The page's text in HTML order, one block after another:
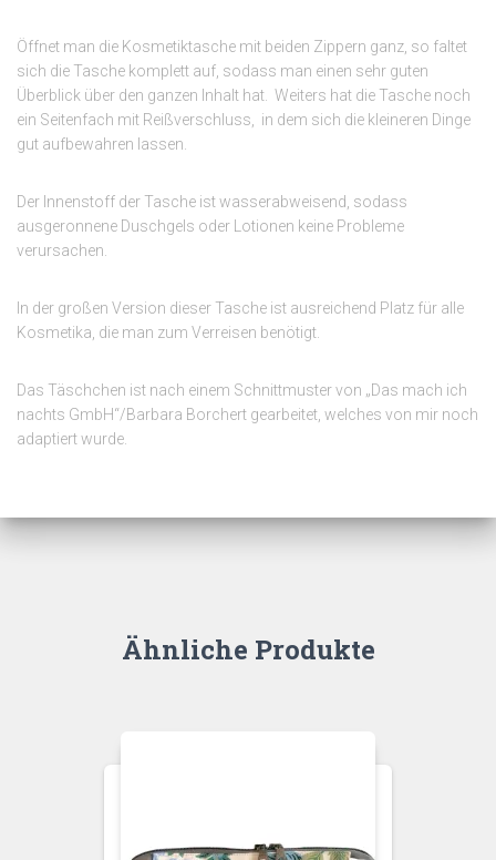
Öffnet man die Kosmetiktasche mit beiden Zippern ganz, so faltet
sich die Tasche komplett auf, sodass man einen sehr guten
Überblick über den ganzen Inhalt hat. Weiters hat die Tasche noch
ein Seitenfach mit Reißverschluss, in dem sich die kleineren Dinge
gut aufbewahren lassen.
Der Innenstoff der Tasche ist wasserabweisend, sodass
ausgeronnene Duschgels oder Lotionen keine Probleme
verursachen.
In der großen Version dieser Tasche ist ausreichend Platz für alle
Kosmetika, die man zum Verreisen benötigt.
Das Täschchen ist nach einem Schnittmuster von „Das mach ich
nachts GmbH“/Barbara Borchert gearbeitet, welches von mir noch
adaptiert wurde.
Ähnliche Produkte